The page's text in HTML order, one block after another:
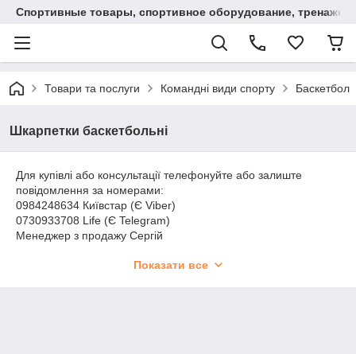
Спортивные товары, спортивное оборудование,
Товари та послуги Командні види спорту Баскетбол
Шкарпетки баскетбольні
Для купівлі або консультації телефонуйте або залиште
повідомлення за номерами:
0984248634 Київстар (Є Viber)
0730933708 Life (Є Telegram)
Менеджер з продажу Сергій
Показати все